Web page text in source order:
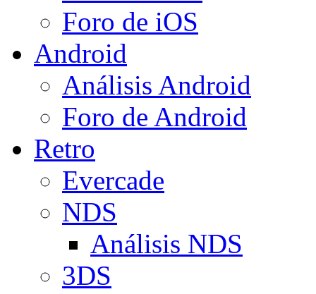
Foro de iOS
Android
Análisis Android
Foro de Android
Retro
Evercade
NDS
Análisis NDS
3DS